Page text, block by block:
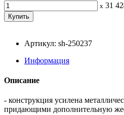
x 31
Артикул: sh-250237
Информация
Описание
- конструкция усилена
придающими дополнительную